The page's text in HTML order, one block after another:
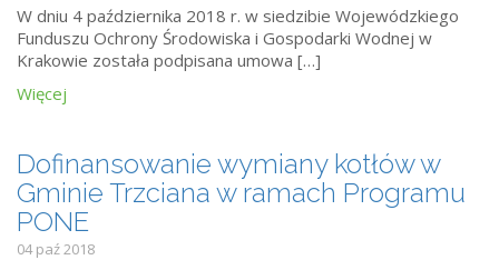
W dniu 4 października 2018 r. w siedzibie Wojewódzkiego
Funduszu Ochrony Środowiska i Gospodarki Wodnej w
Krakowie została podpisana umowa […]
Więcej
Dofinansowanie wymiany kotłów w
Gminie Trzciana w ramach Programu
PONE
04 paź 2018